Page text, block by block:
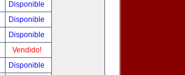
Disponible
Disponible
Disponible
Vendido!
Disponible